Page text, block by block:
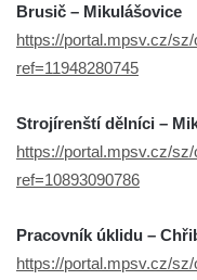
Brusič – Mikulášovice
https://portal.mpsv.cz/
ref=11948280745
Strojírenští dělníci –
https://portal.mpsv.cz/
ref=10893090786
Pracovník úklidu –
https://portal.mpsv.cz/